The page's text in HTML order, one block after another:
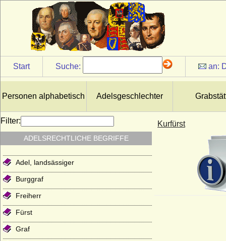
Start Suche: an:
Personen alphabetisch Adelsgeschlechter
Kurfürst
Filter:
ADELSRECHTLICHE BEGRIFFE
Adel, landsässiger
Burggraf
Freiherr
Fürst
Graf